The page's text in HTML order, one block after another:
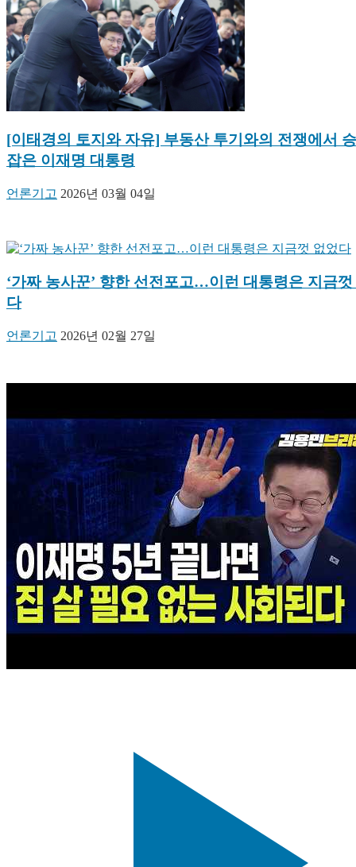
[이태경의 토지와 자유] 부동산 투기와의 전쟁에서
잡은 이재명 대통령
언론기고 2026년 03월 04일
‘가짜 농사꾼’ 향한 선전포고…이런 대통령은 지금
다
언론기고 2026년 02월 27일